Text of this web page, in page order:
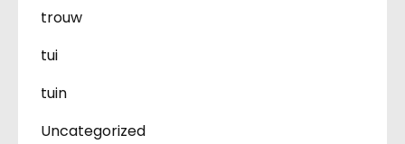
trouw
tui
tuin
Uncategorized